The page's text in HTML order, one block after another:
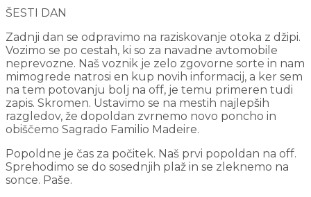
ŠESTI DAN
Zadnji dan se odpravimo na raziskovanje otoka z džipi.
Vozimo se po cestah, ki so za navadne avtomobile
neprevozne. Naš voznik je zelo zgovorne sorte in nam
mimogrede natrosi en kup novih informacij, a ker sem
na tem potovanju bolj na off, je temu primeren tudi
zapis. Skromen. Ustavimo se na mestih najlepših
razgledov, že dopoldan zvrnemo novo poncho in
obiščemo Sagrado Familio Madeire.
Popoldne je čas za počitek. Naš prvi popoldan na off.
Sprehodimo se do sosednjih plaž in se zleknemo na
sonce. Paše.